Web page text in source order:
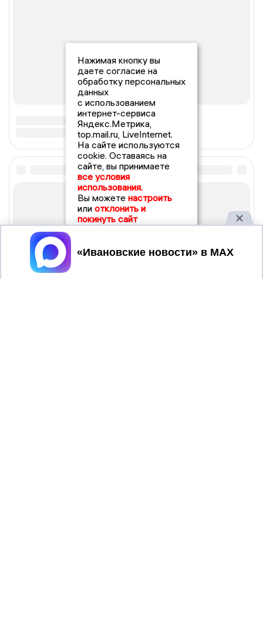
Нажимая кнопку вы
даете согласие на
обработку персональных
данных
с использованием
интернет-сервиса
Яндекс.Метрика,
top.mail.ru, LiveInternet.
На сайте используются
cookie. Оставаясь на
сайте, вы принимаете
все условия
использования.
Вы можете настроить
или отклонить и
покинуть сайт
Принять